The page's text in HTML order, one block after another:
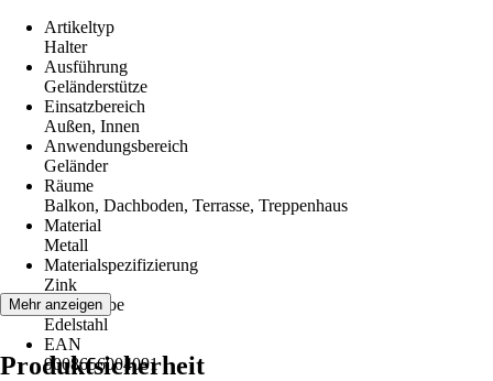
Artikeltyp
Halter
Ausführung
Geländerstütze
Einsatzbereich
Außen, Innen
Anwendungsbereich
Geländer
Räume
Balkon, Dachboden, Terrasse, Treppenhaus
Material
Metall
Materialspezifizierung
Zink
Grundfarbe
Edelstahl
EAN
9008656004091
Mehr anzeigen
Produktsicherheit